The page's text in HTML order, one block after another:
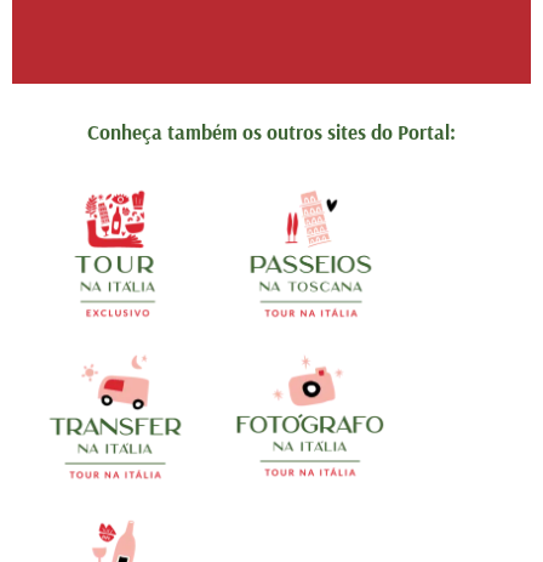
Conheça também os outros sites do Portal: